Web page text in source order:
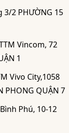
2 PHƯỜNG 15
Vincom, 72
1
Vivo City,1058
PHONG QUẬN 7
Phú, 10-12